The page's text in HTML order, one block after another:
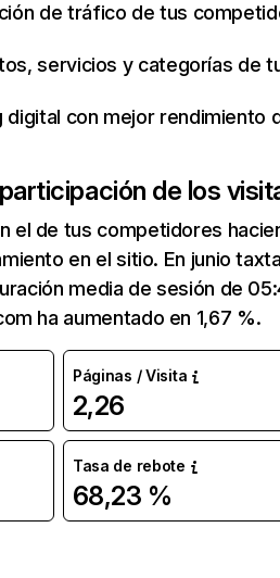
de tráfico de tus
servicios y categorías de
digital con mejor rendimiento
de los
el de tus competidores
en el sitio. En junio
media de sesión de
ha aumentado en 1,67 %.
Páginas / Visita
2,26
Tasa de rebote
68,23 %